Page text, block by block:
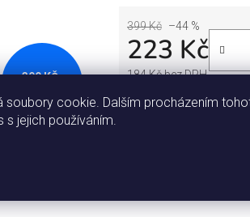
soubory cookie. Dalším procházením
s jejich používáním.
399 Kč –44 %
223 Kč
184 Kč bez DPH
Měrná cena:
399 KČ